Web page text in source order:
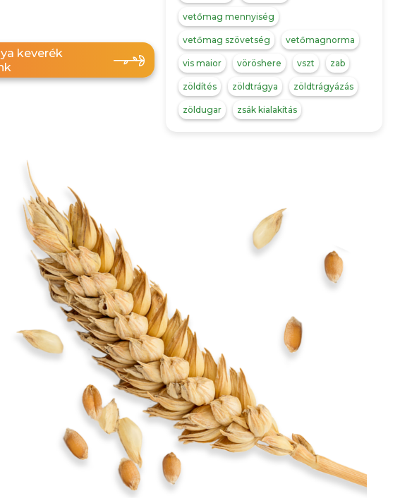
keverék
vetőmag mennyiség
vetőmag szövetség vetőmagnorma
vis maior vöröshere vszt zab
zöldítés zöldtrágya zöldtrágyázás
zöldugar zsák kialakítás